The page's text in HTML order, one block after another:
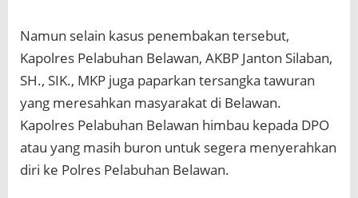
Namun selain kasus penembakan tersebut,
Kapolres Pelabuhan Belawan, AKBP Janton Silaban,
SH., SIK., MKP juga paparkan tersangka tawuran
yang meresahkan masyarakat di Belawan.
Kapolres Pelabuhan Belawan himbau kepada DPO
atau yang masih buron untuk segera menyerahkan
diri ke Polres Pelabuhan Belawan.